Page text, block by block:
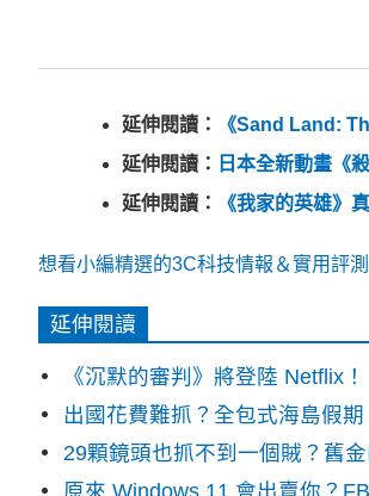
延伸閱讀：
《Sand Land:
延伸閱讀： 日本全新動畫《
延伸閱讀：
《我家的英雄》
想看小編精選的3C科技情報＆實用評
延伸閱讀
《沉默的審判》將登陸 Netflix
出國花費難抓？全包式海島假
29顆鏡頭也抓不到一個賊？舊